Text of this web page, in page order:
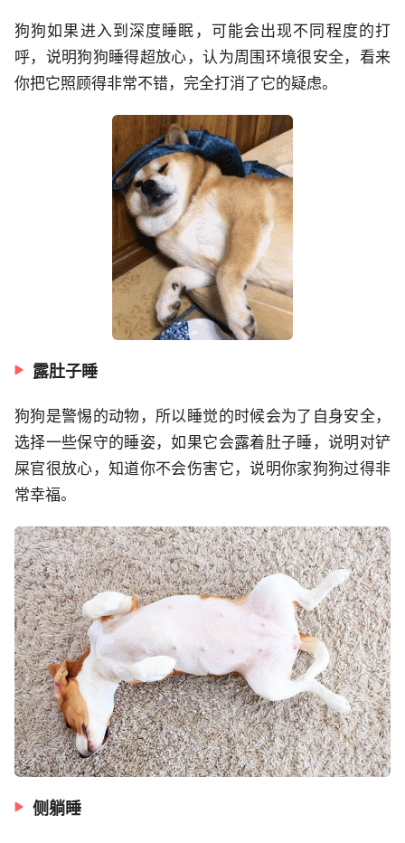
狗狗如果进入到深度睡眠，可能会出现不同程度的打
呼，说明狗狗睡得超放心，认为周围环境很安全，看来
你把它照顾得非常不错，完全打消了它的疑虑。
露肚子睡
狗狗是警惕的动物，所以睡觉的时候会为了自身安全，
选择一些保守的睡姿，如果它会露着肚子睡，说明对铲
屎官很放心，知道你不会伤害它，说明你家狗狗过得非
常幸福。
侧躺睡